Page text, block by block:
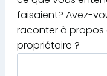
faisaient? Avez-
raconter à propos
propriétaire ?